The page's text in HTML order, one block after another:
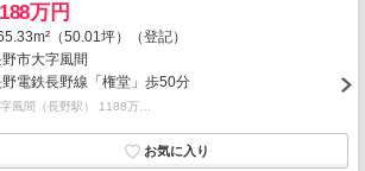
万円
（50.01坪）（登記）
市大字風間
電鉄長野線「権堂」歩50分
風間（長野駅） 1188万…